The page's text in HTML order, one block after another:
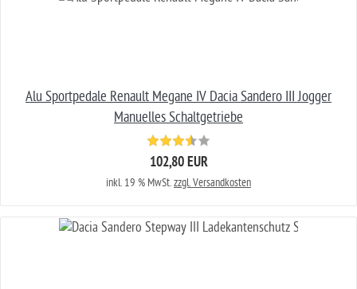
Alu Sportpedale Renault Megane IV Dacia Sandero III Jogger
Manuelles Schaltgetriebe
102,80 EUR
inkl. 19 % MwSt.zzgl. Versandkosten